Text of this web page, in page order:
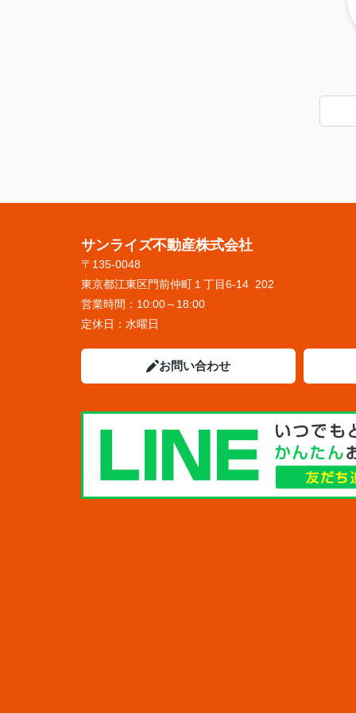
サンライズ不動産株式会社
〒135-0048
東京都江東区門前仲町１丁目6-14 202
営業時間： 10:00～18:00
定休日： 水曜日
お問い合わせ